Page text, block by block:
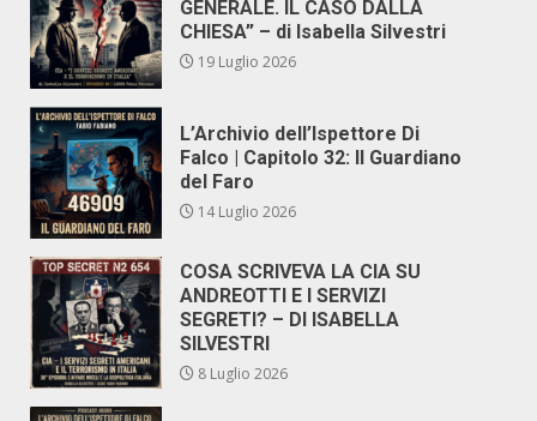
GENERALE. IL CASO DALLA
CHIESA” – di Isabella Silvestri
19 Luglio 2026
L’Archivio dell’Ispettore Di
Falco | Capitolo 32: Il Guardiano
del Faro
14 Luglio 2026
COSA SCRIVEVA LA CIA SU
ANDREOTTI E I SERVIZI
SEGRETI? – DI ISABELLA
SILVESTRI
8 Luglio 2026